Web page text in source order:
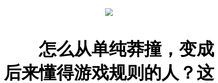
怎么从单纯莽撞，变成
后来懂得游戏规则的人？这